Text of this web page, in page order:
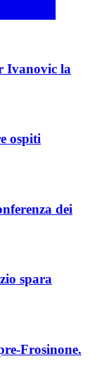
Ivanovic la
ospiti
dei
spara
Frosinone.